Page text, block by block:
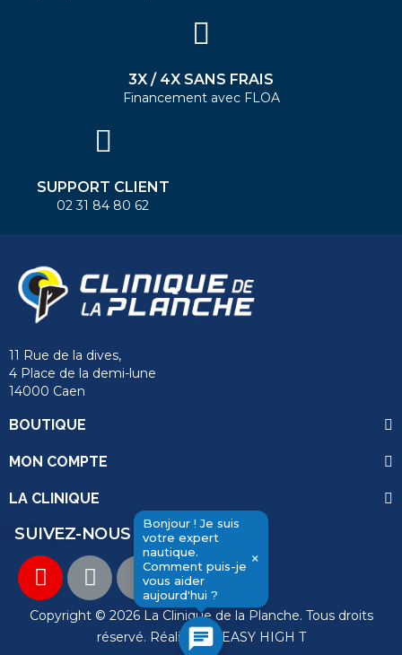
Bonjour ! Je suis
votre expert
nautique.
Comment puis-je
vous aider
aujourd'hui ?
×
chat
3X / 4X SANS FRAIS
Financement avec FLOA
SUPPORT CLIENT
02 31 84 80 62
11 Rue de la dives,
4 Place de la demi-lune
14000 Caen
BOUTIQUE
MON COMPTE
LA CLINIQUE
SUIVEZ-NOUS
Copyright © 2026 La Clinique de la Planche. Tous droits
réservé. Réalisation EASY HIGH T